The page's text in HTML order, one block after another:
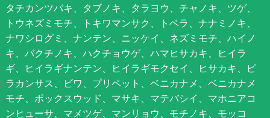
タチカンツバキ、タブノキ、タラヨウ、チャノキ、ツゲ、
トウネズミモチ、トキワマンサク、トベラ、ナナミノキ、
ナワシログミ、ナンテン、ニッケイ、ネズミモチ、ハイノ
キ、バクチノキ、ハクチョウゲ、ハマヒサカキ、ヒイラ
ギ、ヒイラギナンテン、ヒイラギモクセイ、ヒサカキ、ピ
ラカンサス、ビワ、プリペット、ベニカナメ、ベニカナメ
モチ、ボックスウッド、マサキ、マテバシイ、マホニアコ
ンヒューサ、マメツゲ、マンリョウ、モチノキ、モッコ